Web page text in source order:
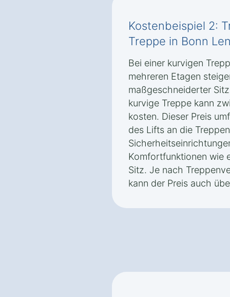
Kostenbeispiel 2:
Treppe in Bonn
Bei einer kurvigen
mehreren Etagen
maßgeschneiderter
kurvige Treppe kann
kosten. Dieser Preis
des Lifts an die
Komfortfunktionen wie
Sitz. Je nach
kann der Preis auch